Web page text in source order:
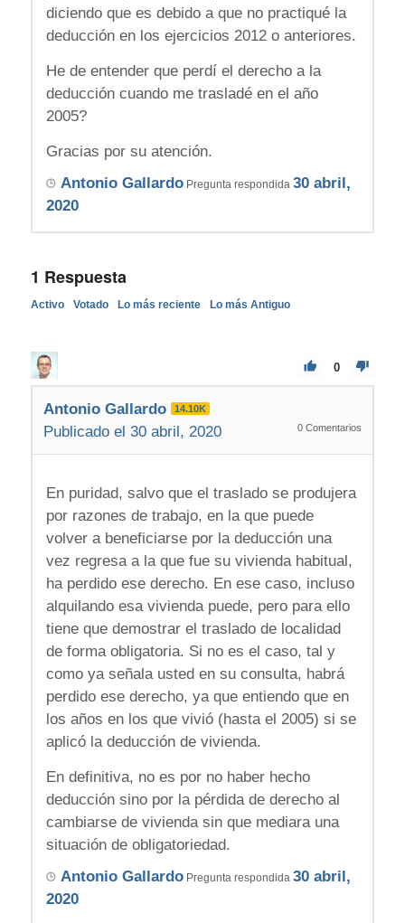
diciendo que es debido a que no practiqué la
deducción en los ejercicios 2012 o anteriores.
He de entender que perdí el derecho a la
deducción cuando me trasladé en el año
2005?
Gracias por su atención.
Antonio GallardoPregunta respondida 30 abril,
2020
1 Respuesta
Activo Votado Lo más reciente Lo más Antiguo
0
Antonio Gallardo 14.10K
Publicado el 30 abril, 2020 0 Comentarios
En puridad, salvo que el traslado se produjera
por razones de trabajo, en la que puede
volver a beneficiarse por la deducción una
vez regresa a la que fue su vivienda habitual,
ha perdido ese derecho. En ese caso, incluso
alquilando esa vivienda puede, pero para ello
tiene que demostrar el traslado de localidad
de forma obligatoria. Si no es el caso, tal y
como ya señala usted en su consulta, habrá
perdido ese derecho, ya que entiendo que en
los años en los que vivió (hasta el 2005) si se
aplicó la deducción de vivienda.
En definitiva, no es por no haber hecho
deducción sino por la pérdida de derecho al
cambiarse de vivienda sin que mediara una
situación de obligatoriedad.
Antonio GallardoPregunta respondida 30 abril,
2020